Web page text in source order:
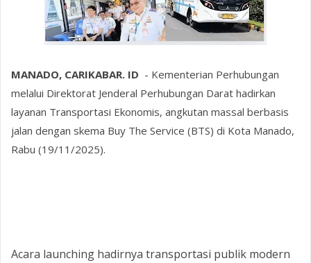
MANADO, CARIKABAR. ID - Kementerian Perhubungan
melalui Direktorat Jenderal Perhubungan Darat hadirkan
layanan Transportasi Ekonomis, angkutan massal berbasis
jalan dengan skema Buy The Service (BTS) di Kota Manado,
Rabu (19/11/2025).
‎Acara launching hadirnya transportasi publik modern